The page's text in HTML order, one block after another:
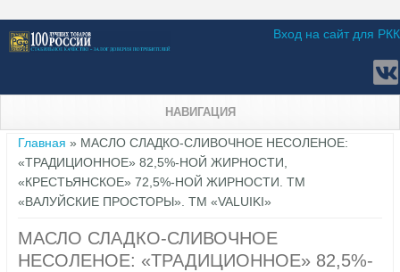
Вход на сайт для РКК
НАВИГАЦИЯ
Вы здесь
Главная » МАСЛО СЛАДКО-СЛИВОЧНОЕ НЕСОЛЕНОЕ:
«ТРАДИЦИОННОЕ» 82,5%-НОЙ ЖИРНОСТИ,
«КРЕСТЬЯНСКОЕ» 72,5%-НОЙ ЖИРНОСТИ. ТМ
«ВАЛУЙСКИЕ ПРОСТОРЫ». ТМ «VALUIKI»
МАСЛО СЛАДКО-СЛИВОЧНОЕ
НЕСОЛЕНОЕ: «ТРАДИЦИОННОЕ» 82,5%-